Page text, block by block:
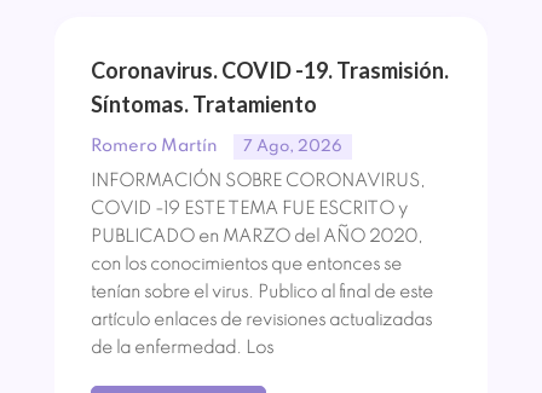
Coronavirus. COVID -19. Trasmisión.
Síntomas. Tratamiento
Romero Martín 7 Ago, 2026
INFORMACIÓN SOBRE CORONAVIRUS,
COVID -19 ESTE TEMA FUE ESCRITO y
PUBLICADO en MARZO del AÑO 2020,
con los conocimientos que entonces se
tenían sobre el virus. Publico al final de este
artículo enlaces de revisiones actualizadas
de la enfermedad. Los